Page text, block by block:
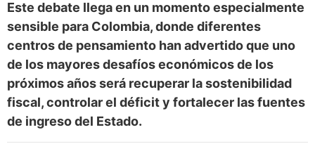
Este debate llega en un momento especialmente
sensible para Colombia, donde diferentes
centros de pensamiento han advertido que uno
de los mayores desafíos económicos de los
próximos años será recuperar la sostenibilidad
fiscal, controlar el déficit y fortalecer las fuentes
de ingreso del Estado.